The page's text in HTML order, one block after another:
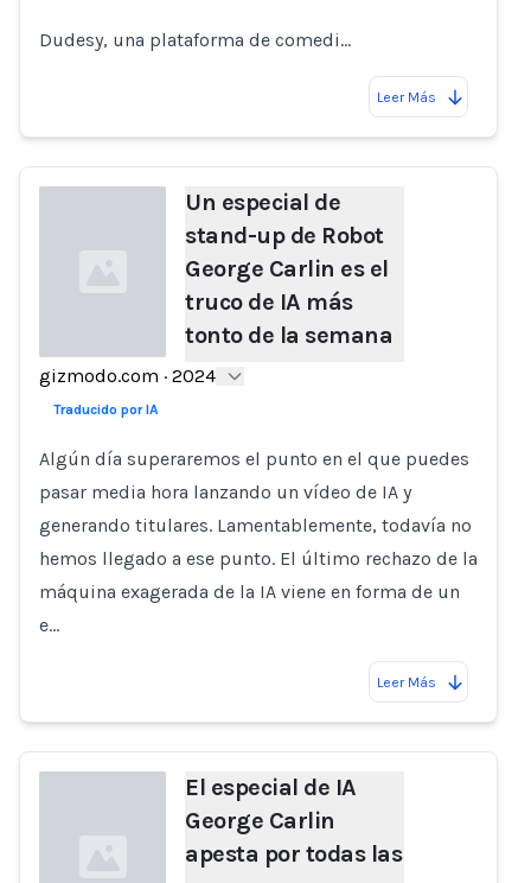
Dudesy, una plataforma de comedi…
Leer Más
Loading...
Un especial de
stand-up de Robot
George Carlin es el
truco de IA más
tonto de la semana
gizmodo.com · 2024
Traducido por IA
Algún día superaremos el punto en el que puedes
pasar media hora lanzando un vídeo de IA y
generando titulares. Lamentablemente, todavía no
hemos llegado a ese punto. El último rechazo de la
máquina exagerada de la IA viene en forma de un
e…
Leer Más
El especial de IA
George Carlin
apesta por todas las